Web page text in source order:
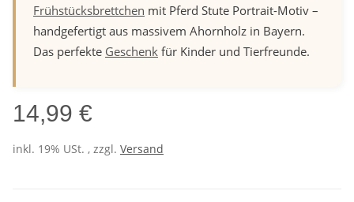
Frühstücksbrettchen mit Pferd Stute Portrait-Motiv –
handgefertigt aus massivem Ahornholz in Bayern.
Das perfekte Geschenk für Kinder und Tierfreunde.
14,99 €
inkl. 19% USt. , zzgl. Versand